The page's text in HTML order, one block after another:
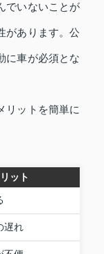
でいないことが
があります。公
に車が必須とな
リットを簡単に
ット
遅れ